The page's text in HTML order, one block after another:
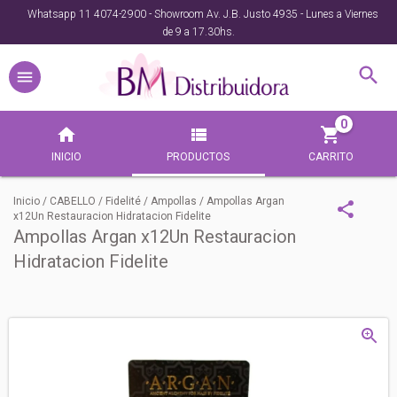
Whatsapp 11 4074-2900 - Showroom Av. J.B. Justo 4935 - Lunes a Viernes
de 9 a 17.30hs.
INICIO PRODUCTOS CARRITO
0
Inicio / CABELLO / Fidelité / Ampollas / Ampollas Argan
x12Un Restauracion Hidratacion Fidelite
Ampollas Argan x12Un Restauracion
Hidratacion Fidelite